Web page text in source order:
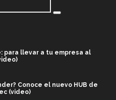
para llevar a tu empresa al
Conoce el nuevo HUB de
(video)